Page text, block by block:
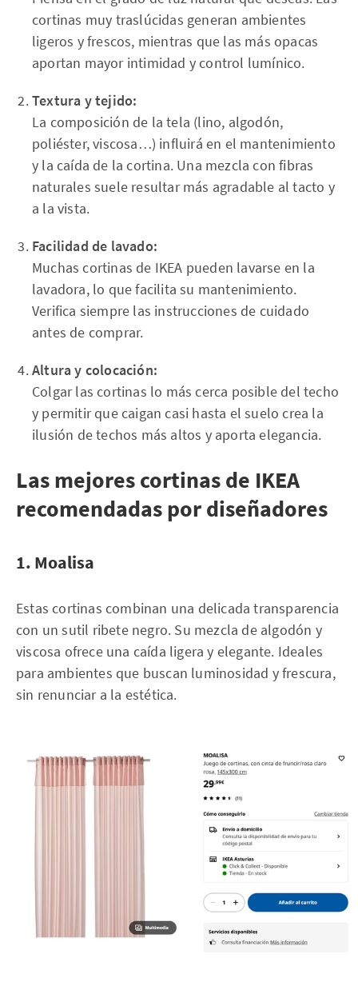
cortinas muy traslúcidas generan ambientes
ligeros y frescos, mientras que las más opacas
aportan mayor intimidad y control lumínico.
Textura y tejido:
La composición de la tela (lino, algodón,
poliéster, viscosa…) influirá en el mantenimiento
y la caída de la cortina. Una mezcla con fibras
naturales suele resultar más agradable al tacto y
a la vista.
Facilidad de lavado:
Muchas cortinas de IKEA pueden lavarse en la
lavadora, lo que facilita su mantenimiento.
Verifica siempre las instrucciones de cuidado
antes de comprar.
Altura y colocación:
Colgar las cortinas lo más cerca posible del techo
y permitir que caigan casi hasta el suelo crea la
ilusión de techos más altos y aporta elegancia.
Las mejores cortinas de IKEA
recomendadas por diseñadores
1. Moalisa
Estas cortinas combinan una delicada transparencia
con un sutil ribete negro. Su mezcla de algodón y
viscosa ofrece una caída ligera y elegante. Ideales
para ambientes que buscan luminosidad y frescura,
sin renunciar a la estética.